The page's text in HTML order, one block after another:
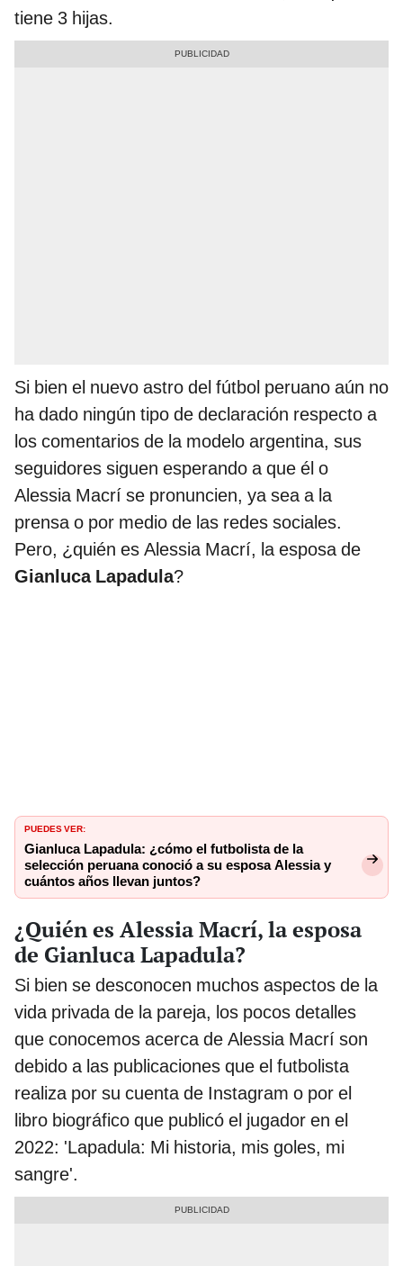
tiene 3 hijas.
Si bien el nuevo astro del fútbol peruano aún no
ha dado ningún tipo de declaración respecto a
los comentarios de la modelo argentina, sus
seguidores siguen esperando a que él o
Alessia Macrí se pronuncien, ya sea a la
prensa o por medio de las redes sociales.
Pero, ¿quién es Alessia Macrí, la esposa de
Gianluca Lapadula?
PUEDES VER:
Gianluca Lapadula: ¿cómo el futbolista de la
selección peruana conoció a su esposa Alessia y
cuántos años llevan juntos?
¿Quién es Alessia Macrí, la esposa
de Gianluca Lapadula?
Si bien se desconocen muchos aspectos de la
vida privada de la pareja, los pocos detalles
que conocemos acerca de Alessia Macrí son
debido a las publicaciones que el futbolista
realiza por su cuenta de Instagram o por el
libro biográfico que publicó el jugador en el
2022: 'Lapadula: Mi historia, mis goles, mi
sangre'.